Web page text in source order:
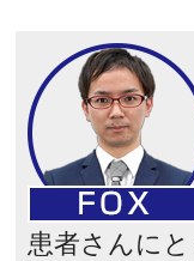
患者さんに